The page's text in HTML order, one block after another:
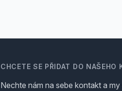
CHCETE SE PŘIDAT DO NAŠEHO
Nechte nám na sebe kontakt a